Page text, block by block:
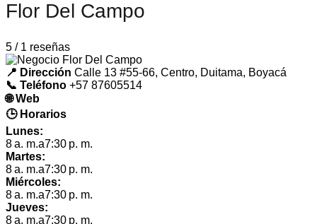
Flor Del Campo
5 / 1 reseñas
📍 Dirección Calle 13 #55-66, Centro, Duitama, Boyacá
📞 Teléfono +57 87605514
🌐 Web
🕒 Horarios
Lunes:
8 a. m.a7:30 p. m.
Martes:
8 a. m.a7:30 p. m.
Miércoles:
8 a. m.a7:30 p. m.
Jueves:
8 a. m.a7:30 p. m.